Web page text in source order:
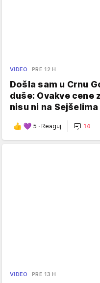
VIDEO PRE 12 H
Došla sam u Crnu
duše: Ovakve cene
nisu ni na Sejšelima
5 · Reaguj 14
VIDEO PRE 13 H